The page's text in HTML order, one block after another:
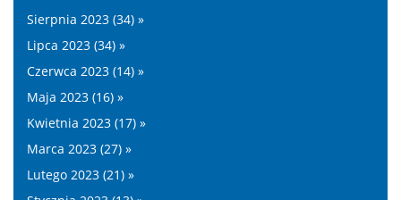
Sierpnia 2023 (34) »
Lipca 2023 (34) »
Czerwca 2023 (14) »
Maja 2023 (16) »
Kwietnia 2023 (17) »
Marca 2023 (27) »
Lutego 2023 (21) »